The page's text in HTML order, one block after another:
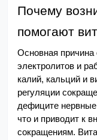
Почему
помогают
Основная
электролитов и
калий, кальций и
регуляции
дефиците
что и приводит к
сокращениям.